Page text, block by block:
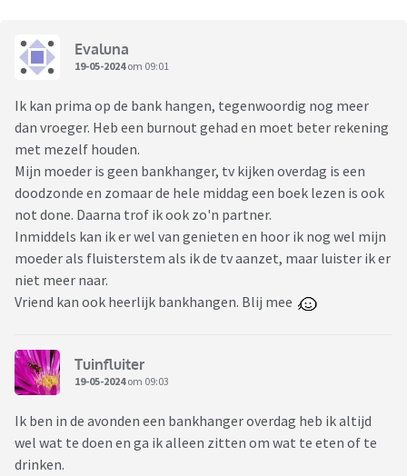
Evaluna
19-05-2024om 09:01
Ik kan prima op de bank hangen, tegenwoordig nog meer
dan vroeger. Heb een burnout gehad en moet beter rekening
met mezelf houden.
Mijn moeder is geen bankhanger, tv kijken overdag is een
doodzonde en zomaar de hele middag een boek lezen is ook
not done. Daarna trof ik ook zo'n partner.
Inmiddels kan ik er wel van genieten en hoor ik nog wel mijn
moeder als fluisterstem als ik de tv aanzet, maar luister ik er
niet meer naar.
Vriend kan ook heerlijk bankhangen. Blij mee
Tuinfluiter
19-05-2024om 09:03
Ik ben in de avonden een bankhanger overdag heb ik altijd
wel wat te doen en ga ik alleen zitten om wat te eten of te
drinken.